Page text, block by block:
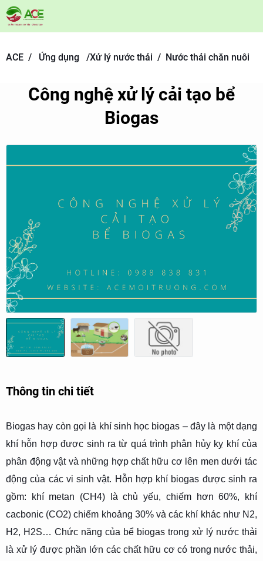
ACE / Ứng dụng /Xử lý nước thải / Nước thải chăn nuôi
Công nghệ xử lý cải tạo bể
Biogas
Thông tin chi tiết
Biogas hay còn gọi là khí sinh học biogas – đây là một dạng
khí hỗn hợp được sinh ra từ quá trình phân hủy kỵ khí của
phân động vật và những hợp chất hữu cơ lên men dưới tác
động của các vi sinh vật. Hỗn hợp khí biogas được sinh ra
gồm: khí metan (CH4) là chủ yếu, chiếm hơn 60%, khí
cacbonic (CO2) chiếm khoảng 30% và các khí khác như N2,
H2, H2S… Chức năng của bể biogas trong xử lý nước thải
là xử lý được phần lớn các chất hữu cơ có trong nước thải,